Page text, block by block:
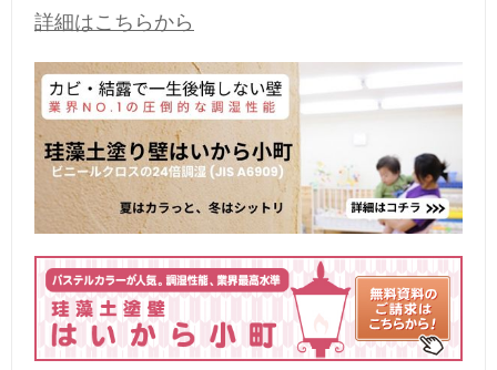
詳細はこちらから